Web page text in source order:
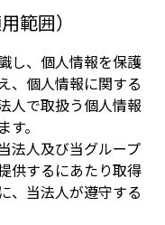
範囲）
し、個人情報を保護
、個人情報に関する
人で取扱う個人情報
。
法人及び当グループ
供するにあたり取得
、当法人が遵守する